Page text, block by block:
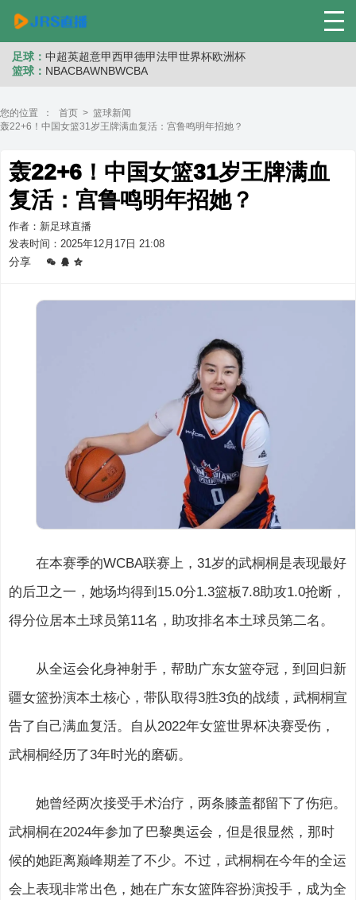
足球： 中超英超意甲西甲德甲法甲世界杯欧洲杯
篮球： NBACBAWNBWCBA
您的位置 ： 首页 > 篮球新闻
轰22+6！中国女篮31岁王牌满血复活：宫鲁鸣明年招她？
轰22+6！中国女篮31岁王牌满血
复活：宫鲁鸣明年招她？
作者：新足球直播
发表时间：2025年12月17日 21:08
分享
在本赛季的WCBA联赛上，31岁的武桐桐是表现最好
的后卫之一，她场均得到15.0分1.3篮板7.8助攻1.0抢断，
得分位居本土球员第11名，助攻排名本土球员第二名。
从全运会化身神射手，帮助广东女篮夺冠，到回归新
疆女篮扮演本土核心，带队取得3胜3负的战绩，武桐桐宣
告了自己满血复活。自从2022年女篮世界杯决赛受伤，
武桐桐经历了3年时光的磨砺。
她曾经两次接受手术治疗，两条膝盖都留下了伤疤。
武桐桐在2024年参加了巴黎奥运会，但是很显然，那时
候的她距离巅峰期差了不少。不过，武桐桐在今年的全运
会上表现非常出色，她在广东女篮阵容扮演投手，成为全